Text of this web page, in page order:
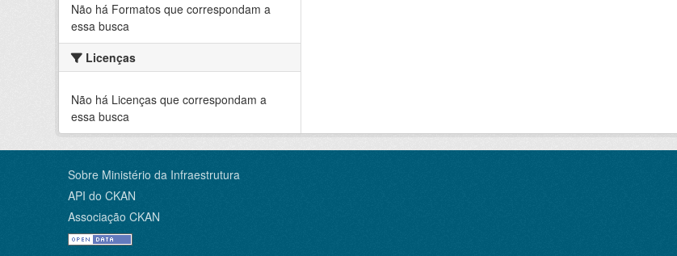
Não há Formatos que correspondam a
essa busca
Licenças
Não há Licenças que correspondam a
essa busca
Sobre Ministério da Infraestrutura
API do CKAN
Associação CKAN